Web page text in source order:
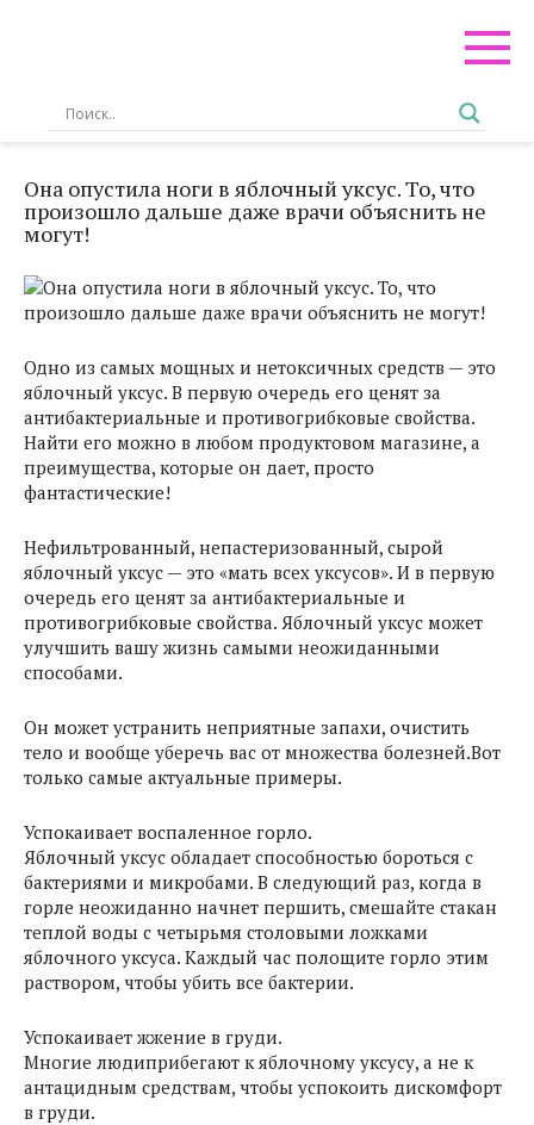
Она опустила ноги в яблочный уксус. То, что
произошло дальше даже врачи объяснить не
могут!
Одно из самых мощных и нетоксичных средств — это
яблочный уксус. В первую очередь его ценят за
антибактериальные и противогрибковые свойства.
Найти его можно в любом продуктовом магазине, а
преимущества, которые он дает, просто
фантастические!
Нефильтрованный, непастеризованный, сырой
яблочный уксус — это «мать всех уксусов». И в первую
очередь его ценят за антибактериальные и
противогрибковые свойства. Яблочный уксус может
улучшить вашу жизнь самыми неожиданными
способами.
Он может устранить неприятные запахи, очистить
тело и вообще уберечь вас от множества болезней.Вот
только самые актуальные примеры.
Успокаивает воспаленное горло.
Яблочный уксус обладает способностью бороться с
бактериями и микробами. В следующий раз, когда в
горле неожиданно начнет першить, смешайте стакан
теплой воды с четырьмя столовыми ложками
яблочного уксуса. Каждый час полощите горло этим
раствором, чтобы убить все бактерии.
Успокаивает жжение в груди.
Многие людиприбегают к яблочному уксусу, а не к
антацидным средствам, чтобы успокоить дискомфорт
в груди.